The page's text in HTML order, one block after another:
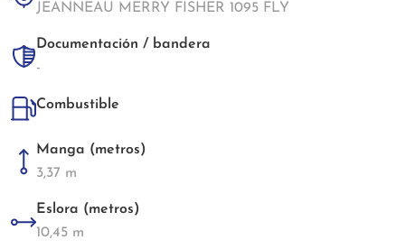
JEANNEAU MERRY FISHER 1095 FLY
Documentación / bandera
-
Combustible
Manga (metros)
3,37 m
Eslora (metros)
10,45 m